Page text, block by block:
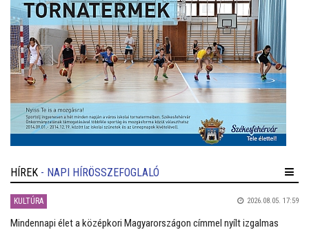
HÍREK - NAPI HÍRÖSSZEFOGLALÓ
KULTÚRA 2026.08.05. 17:59
Mindennapi élet a középkori Magyarországon címmel nyílt izgalmas